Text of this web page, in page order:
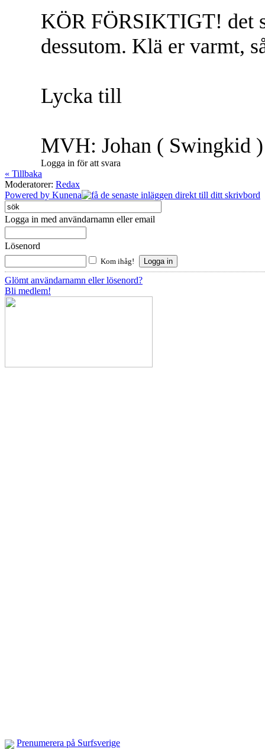
KÖR FÖRSIKTIGT! det
dessutom. Klä er varmt,
Lycka till
MVH: Johan ( Swingkid
Logga in för att svara
« Tillbaka
Moderatorer: Redax
Powered by Kunena
Logga in med användarnamn eller email
Lösenord
Kom ihåg!
Glömt användarnamn eller lösenord?
Bli medlem!
Prenumerera på Surfsverige